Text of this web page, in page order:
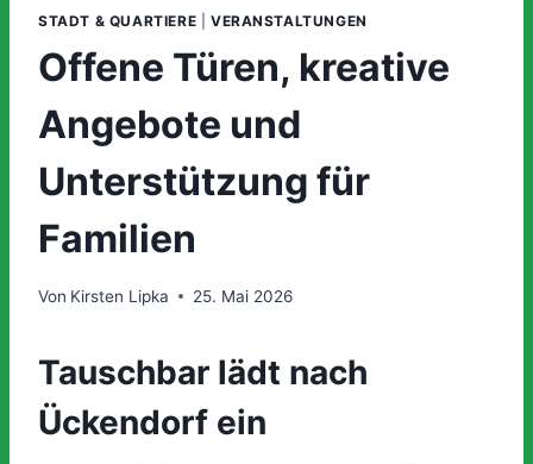
STADT & QUARTIERE VERANSTALTUNGEN
Offene Türen, kreative
Angebote und
Unterstützung für
Familien
Von Kirsten Lipka 25. Mai 2026
Tauschbar lädt nach
Ückendorf ein